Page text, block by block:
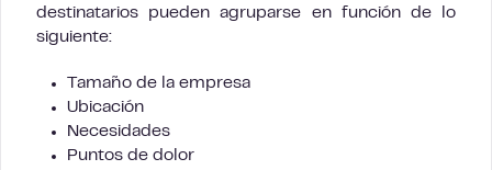
destinatarios pueden agruparse en función de lo
siguiente:
Tamaño de la empresa
Ubicación
Necesidades
Puntos de dolor